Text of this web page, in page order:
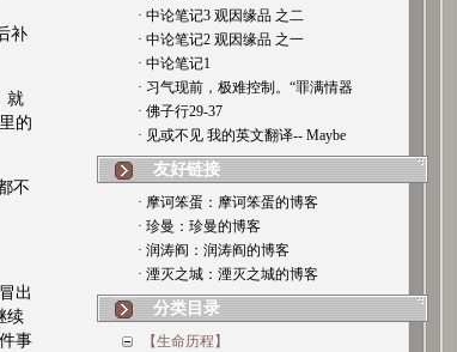
补
就
的
不
出
续
事
· 中论笔记3 观因缘品 之二
· 中论笔记2 观因缘品 之一
· 中论笔记1
· 习气现前，极难控制。“罪满情器
· 佛子行29-37
· 见或不见 我的英文翻译-- Maybe
友好链接
· 摩诃笨蛋：摩诃笨蛋的博客
· 珍曼：珍曼的博客
· 润涛阎：润涛阎的博客
· 湮灭之城：湮灭之城的博客
分类目录
【生命历程】